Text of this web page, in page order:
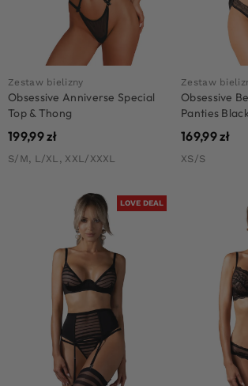
Zestaw bielizny
Obsessive Anniverse Special
Top & Thong
199,99zł
S/M, L/XL, XXL/XXXL
Zestaw
Obsessive
Panties
169,99zł
XS/S
LOVE DEAL